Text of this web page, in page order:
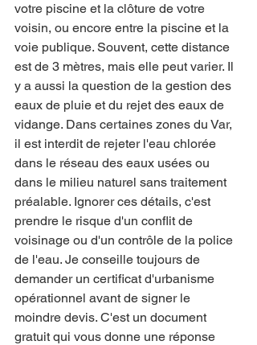
votre piscine et la clôture de votre
voisin, ou encore entre la piscine et la
voie publique. Souvent, cette distance
est de 3 mètres, mais elle peut varier. Il
y a aussi la question de la gestion des
eaux de pluie et du rejet des eaux de
vidange. Dans certaines zones du Var,
il est interdit de rejeter l'eau chlorée
dans le réseau des eaux usées ou
dans le milieu naturel sans traitement
préalable. Ignorer ces détails, c'est
prendre le risque d'un conflit de
voisinage ou d'un contrôle de la police
de l'eau. Je conseille toujours de
demander un certificat d'urbanisme
opérationnel avant de signer le
moindre devis. C'est un document
gratuit qui vous donne une réponse